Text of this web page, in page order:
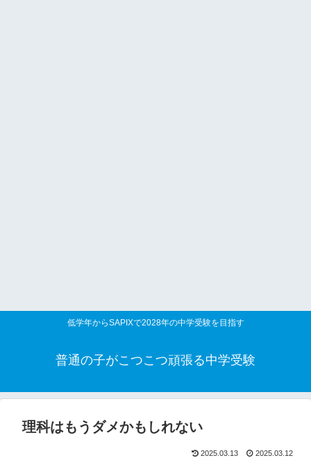
低学年からSAPIXで2028年の中学受験を目指す
普通の子がこつこつ頑張る中学受験
理科はもうダメかもしれない
2025.03.13 2025.03.12